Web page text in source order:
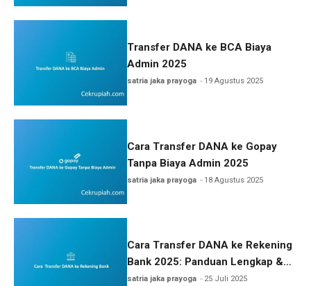
Transfer DANA ke BCA Biaya
Admin 2025
satria jaka prayoga 19 Agustus 2025
Cara Transfer DANA ke Gopay
Tanpa Biaya Admin 2025
satria jaka prayoga 18 Agustus 2025
Cara Transfer DANA ke Rekening
Bank 2025: Panduan Lengkap &
Tips Aman
satria jaka prayoga 25 Juli 2025